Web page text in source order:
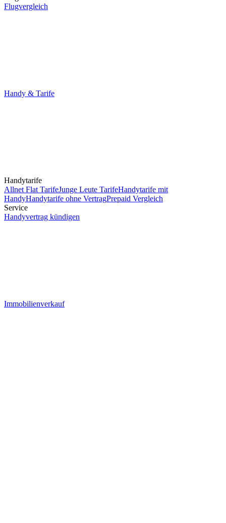
Flugvergleich
Handy & Tarife
Handytarife
Allnet Flat TarifeJunge Leute TarifeHandytarife mit
HandyHandytarife ohne VertragPrepaid Vergleich
Service
Handyvertrag kündigen
Immobilienverkauf